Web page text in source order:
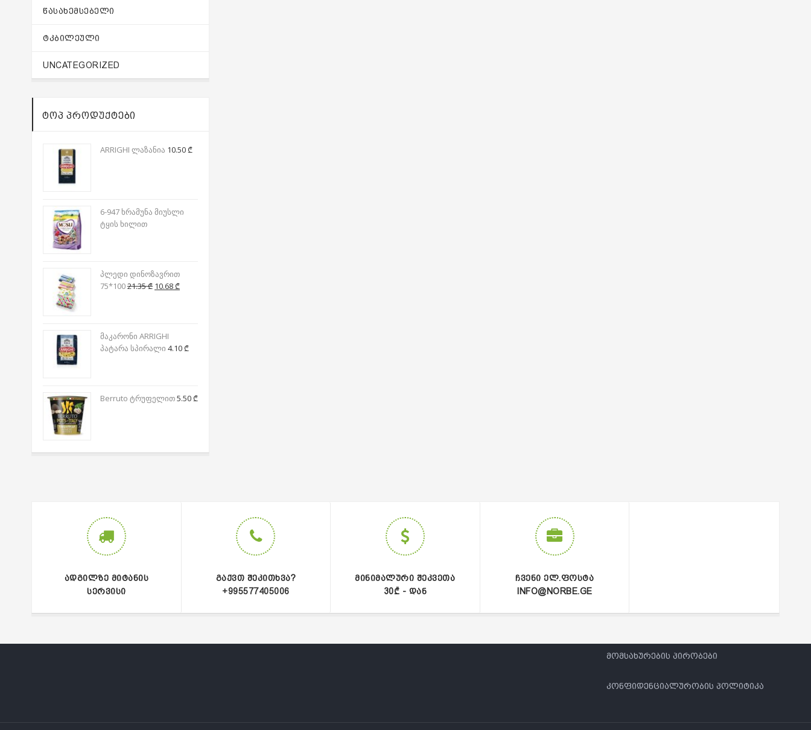
ᲬᲐᲡᲐᲮᲔᲛᲡᲔᲑᲔᲚᲘ
ᲢᲙᲑᲘᲚᲔᲣᲚᲘ
UNCATEGORIZED
ᲢᲝᲞ ᲞᲠᲝᲓᲣᲥᲢᲔᲑᲘ
ARRIGHI ლაზანია 10.50₾
6-947 ხრამუნა მიუსლი
ტყის ხილით
პლედი დინოზავრით
75*10021.35₾ Original
10.68₾Current
მაკარონი ARRIGHI
პატარა სპირალი 4.10₾
Berruto ტრუფელით5.50₾
ᲐᲓᲒᲘᲚᲖᲔ ᲛᲘᲢᲐᲜᲘᲡ
ᲡᲔᲠᲕᲘᲡᲘ
ᲒᲐᲥᲕᲗ ᲨᲔᲙᲘᲗᲮᲕᲐ?
+995577405006
ᲛᲘᲜᲘᲛᲐᲚᲣᲠᲘ ᲨᲔᲙᲕᲔᲗᲐ
30₾ - ᲓᲐᲜ
ᲩᲕᲔᲜᲘ ᲔᲚ.ᲤᲝᲡᲢᲐ
INFO@NORBE.GE
მომსახურების პირობები
კონფიდენციალურობის პოლიტიკა